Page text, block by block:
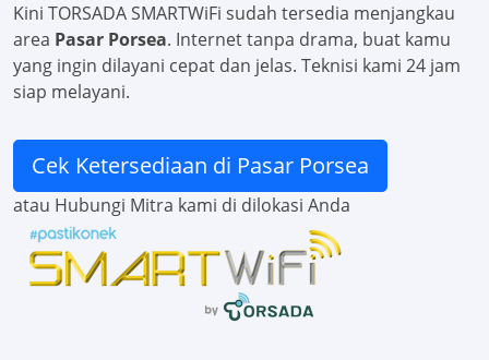
Kini TORSADA SMARTWiFi sudah tersedia menjangkau
area Pasar Porsea. Internet tanpa drama, buat kamu
yang ingin dilayani cepat dan jelas. Teknisi kami 24 jam
siap melayani.
Cek Ketersediaan di Pasar Porsea
atau Hubungi Mitra kami di dilokasi Anda